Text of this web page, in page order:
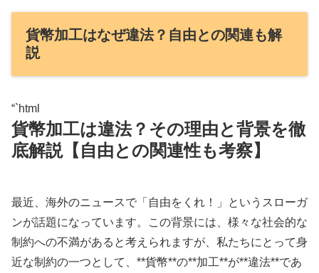
貨幣加工はなぜ違法？自由との関連も解
説
“`html
貨幣加工は違法？その理由と背景を徹
底解説【自由との関連性も考察】
最近、海外のニュースで「自由をくれ！」というスローガ
ンが話題になっています。この背景には、様々な社会的な
制約への不満があると考えられますが、私たちにとって身
近な制約の一つとして、**貨幣**の**加工**が**違法**であ